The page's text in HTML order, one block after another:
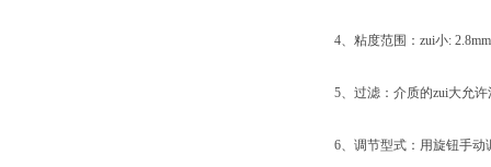
4、粘度范围：zui小:
5、过滤：介质的zui大允
6、调节型式：用旋钮手